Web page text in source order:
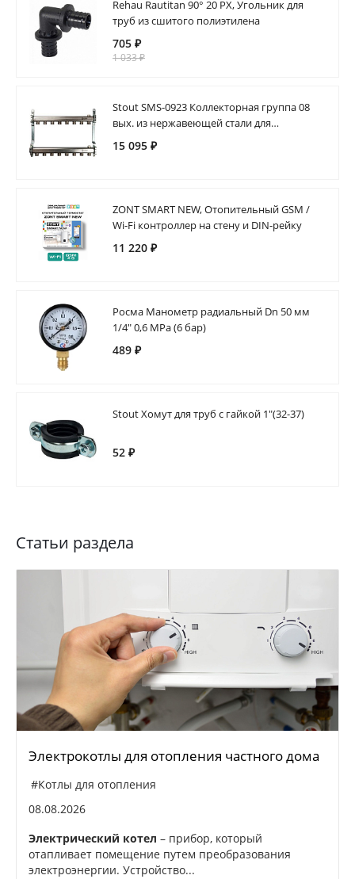
Rehau Rautitan 90° 20 PX, Угольник для
труб из сшитого полиэтилена
705 ₽
1 033 ₽
Stout SMS-0923 Коллекторная группа 08
вых. из нержавеющей стали для
радиаторной разводки
15 095 ₽
ZONT SMART NEW, Отопительный GSM /
Wi-Fi контроллер на стену и DIN-рейку
11 220 ₽
Росма Манометр радиальный Dn 50 мм
1/4" 0,6 MPa (6 бар)
489 ₽
Stout Хомут для труб с гайкой 1"(32-37)
52 ₽
Статьи раздела
Электрокотлы для отопления частного дома
#Котлы для отопления
08.08.2026
Электрический котел – прибор, который
отапливает помещение путем преобразования
электроэнергии. Устройство...